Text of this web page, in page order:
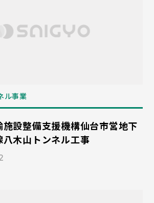
ル事業
設整備支援機構仙台市営地下
木山トンネル工事